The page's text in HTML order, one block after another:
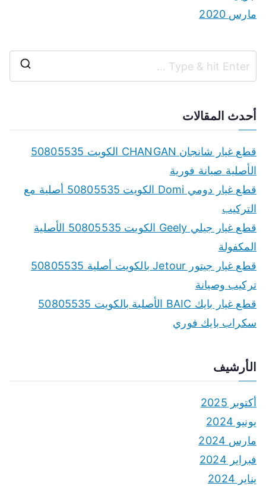
مارس 2020
r
أحدث المقالات
قطع غيار شانجان CHANGAN الكويت 50805535
الأصلية صيانة فورية
قطع غيار دومي Domi الكويت 50805535 أصلية مع
التركيب
قطع غيار جيلي Geely الكويت 50805535 الأصلية
المكفولة
قطع غيار جيتور Jetour بالكويت أصلية 50805535
تركيب وصيانة
قطع غيار بايك BAIC الأصلية بالكويت 50805535
سكراب بايك فوري
الأرشيف
أكتوبر 2025
يونيو 2024
مارس 2024
فبراير 2024
يناير 2024